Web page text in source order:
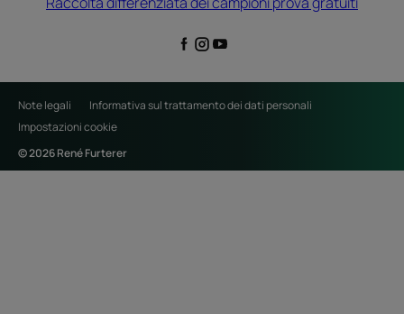
Note legali
Informativa sul trattamento dei dati personali
Impostazioni cookie
© 2026 René Furterer